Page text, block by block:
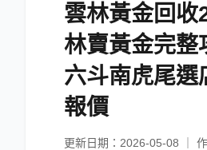
雲林黃金回收
林賣黃金完整
六斗南虎尾選
報價
更新日期：2026-05-08 ｜